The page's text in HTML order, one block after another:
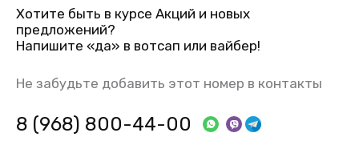
Хотите быть в курсе Акций и новых
предложений?
Напишите «да» в вотсап или вайбер!
Не забудьте добавить этот номер в контакты
8 (968) 800-44-00